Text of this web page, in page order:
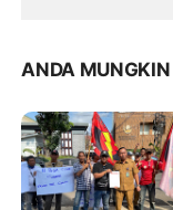
ANDA